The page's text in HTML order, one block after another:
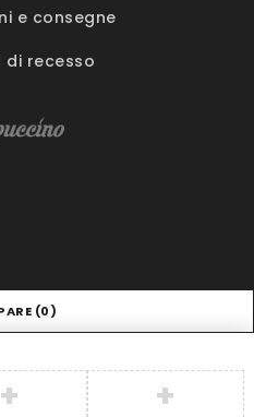
e consegne
di recesso
(0)